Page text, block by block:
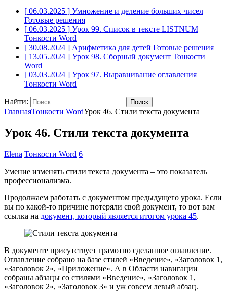
[ 06.03.2025 ] Умножение и деление больших чисел
Готовые решения
[ 06.03.2025 ] Урок 99. Список в тексте LISTNUM
Тонкости Word
[ 30.08.2024 ] Арифметика для детей Готовые решения
[ 13.05.2024 ] Урок 98. Сборный документ Тонкости
Word
[ 03.03.2024 ] Урок 97. Выравнивание оглавления
Тонкости Word
Найти:
ГлавнаяТонкости WordУрок 46. Стили текста документа
Урок 46. Стили текста документа
Elena Тонкости Word 6
Умение изменять стили текста документа – это показатель
профессионализма.
Продолжаем работать с документом предыдущего урока. Если
вы по какой-то причине потеряли свой документ, то вот вам
ссылка на документ, который является итогом урока 45.
В документе присутствует грамотно сделанное оглавление.
Оглавление собрано на базе стилей «Введение», «Заголовок 1,
«Заголовок 2», «Приложение». А в Области навигации
собраны абзацы со стилями «Введение», «Заголовок 1,
«Заголовок 2», «Заголовок 3» и уж совсем левый абзац.